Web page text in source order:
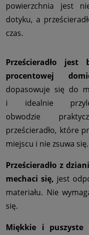
powierzchnia jest
dotyku, a
czas.
Prześcieradło
procentowej
dopasowuje się do
i idealnie
obwodzie
prześcieradło, które
miejscu i nie zsuwa się.
Prześcieradło z
mechaci się, jest
materiału. Nie
się.
Miękkie i puszyste